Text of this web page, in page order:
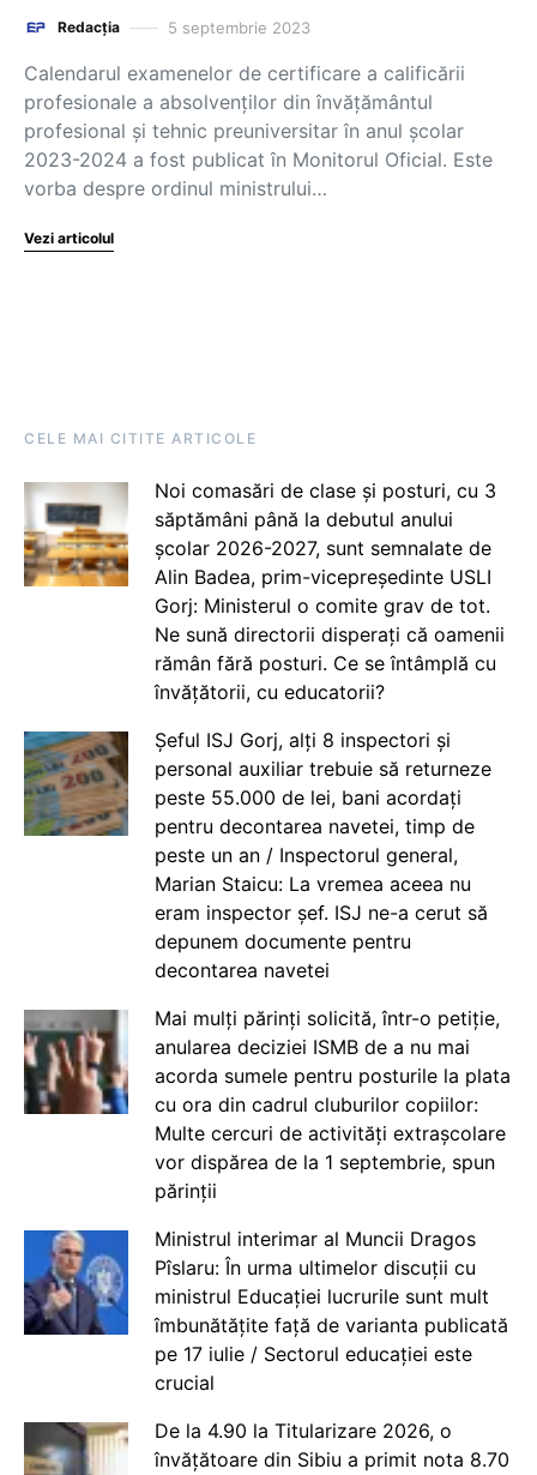
Redacția 5 septembrie 2023
Calendarul examenelor de certificare a calificării
profesionale a absolvenților din învățământul
profesional și tehnic preuniversitar în anul școlar
2023-2024 a fost publicat în Monitorul Oficial. Este
vorba despre ordinul ministrului…
Vezi articolul
CELE MAI CITITE ARTICOLE
Noi comasări de clase și posturi, cu 3
săptămâni până la debutul anului
școlar 2026-2027, sunt semnalate de
Alin Badea, prim-vicepreședinte USLI
Gorj: Ministerul o comite grav de tot.
Ne sună directorii disperați că oamenii
rămân fără posturi. Ce se întâmplă cu
învățătorii, cu educatorii?
Șeful ISJ Gorj, alți 8 inspectori și
personal auxiliar trebuie să returneze
peste 55.000 de lei, bani acordați
pentru decontarea navetei, timp de
peste un an / Inspectorul general,
Marian Staicu: La vremea aceea nu
eram inspector șef. ISJ ne-a cerut să
depunem documente pentru
decontarea navetei
Mai mulți părinți solicită, într-o petiție,
anularea deciziei ISMB de a nu mai
acorda sumele pentru posturile la plata
cu ora din cadrul cluburilor copiilor:
Multe cercuri de activități extrașcolare
vor dispărea de la 1 septembrie, spun
părinții
Ministrul interimar al Muncii Dragos
Pîslaru: În urma ultimelor discuții cu
ministrul Educației lucrurile sunt mult
îmbunătățite față de varianta publicată
pe 17 iulie / Sectorul educației este
crucial
De la 4.90 la Titularizare 2026, o
învățătoare din Sibiu a primit nota 8.70